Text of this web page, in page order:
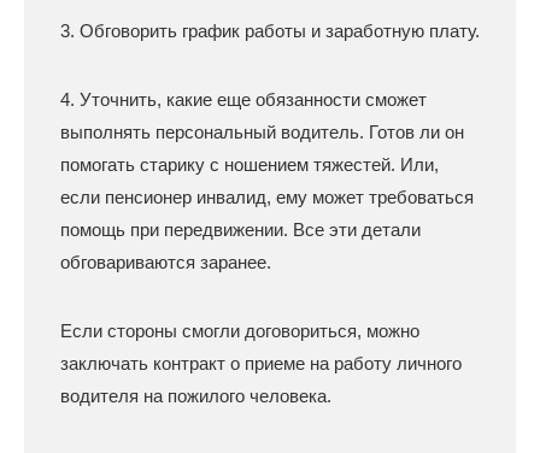
3. Обговорить график работы и заработную плату.
4. Уточнить, какие еще обязанности сможет
выполнять персональный водитель. Готов ли он
помогать старику с ношением тяжестей. Или,
если пенсионер инвалид, ему может требоваться
помощь при передвижении. Все эти детали
обговариваются заранее.
Если стороны смогли договориться, можно
заключать контракт о приеме на работу личного
водителя на пожилого человека.